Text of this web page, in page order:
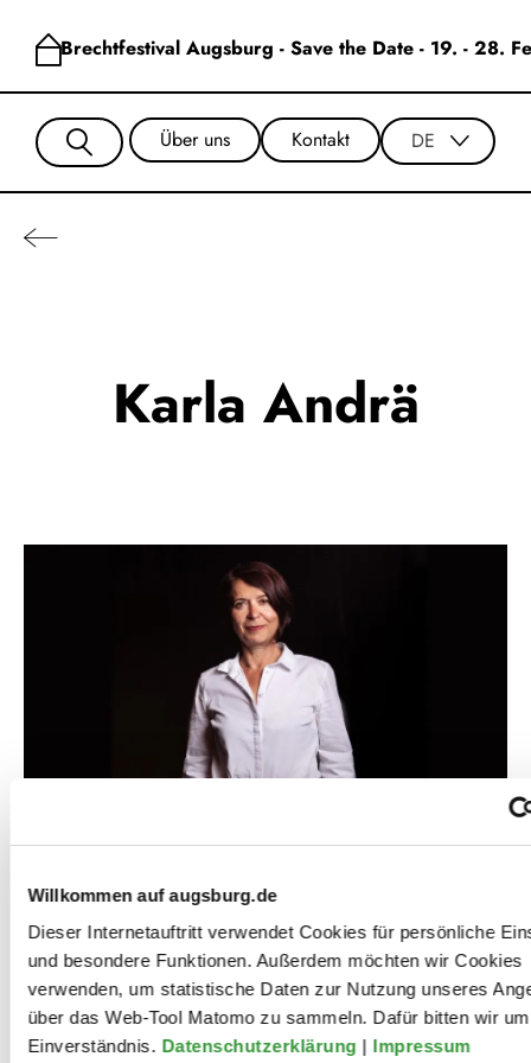
Willkommen auf augsburg.de
Dieser Internetauftritt verwendet Cookies für persönliche
und besondere Funktionen. Außerdem möchten wir Cookies
verwenden, um statistische Daten zur Nutzung unseres
über das Web-Tool Matomo zu sammeln. Dafür bitten wir
Einverständnis. Datenschutzerklärung | Impressum
Brechtfestival Augsburg - Save the Date - 19. - 28.
Über uns Kontakt DE
Karla Andrä
Karla Andrä ist Schauspielerin und Literaturvermittlerin.
Nach ihrem Studium an der Theaterhochschule in
Leipzig folgten Engagements in Dresden, Innsbruck
und Augsburg. Sie gründete gemeinsam mit dem